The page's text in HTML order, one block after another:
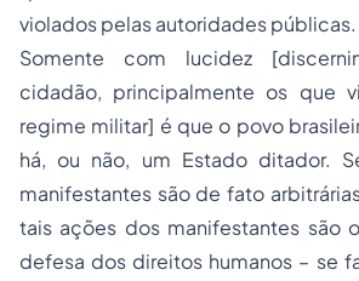
violados pelas autoridades públicas.
Somente com lucidez
cidadão, principalmente os que
regime militar] é que o povo
há, ou não, um Estado ditador.
manifestantes são de fato
tais ações dos manifestantes são
defesa dos direitos humanos – se